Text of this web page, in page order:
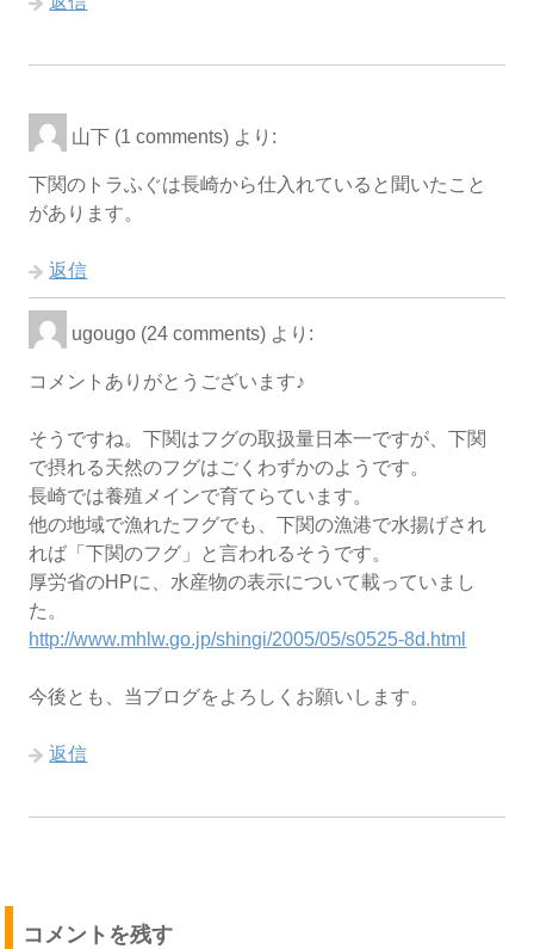
山下 (1 comments) より:
下関のトラふぐは長崎から仕入れていると聞いたこと
があります。
返信
ugougo (24 comments) より:
コメントありがとうございます♪
そうですね。下関はフグの取扱量日本一ですが、下関
で摂れる天然のフグはごくわずかのようです。
長崎では養殖メインで育てらています。
他の地域で漁れたフグでも、下関の漁港で水揚げされ
れば「下関のフグ」と言われるそうです。
厚労省のHPに、水産物の表示について載っていまし
た。
http://www.mhlw.go.jp/shingi/2005/05/s0525-8d.html
今後とも、当ブログをよろしくお願いします。
返信
コメントを残す